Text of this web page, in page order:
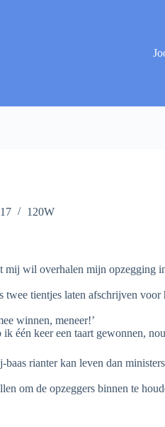
120W
mij wil overhalen mijn opzegging
tientjes laten afschrijven
winnen, meneer!’
één keer een taart gewonnen,
rianter kan leven dan
om de opzeggers binnen te